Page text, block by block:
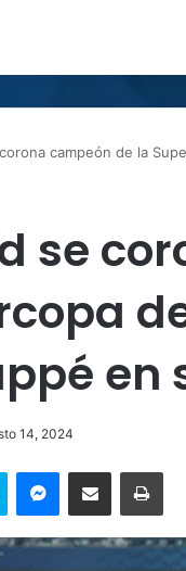
campeón de la
se
en
14, 2024
Skype MessengerCompartir por correo electrónico